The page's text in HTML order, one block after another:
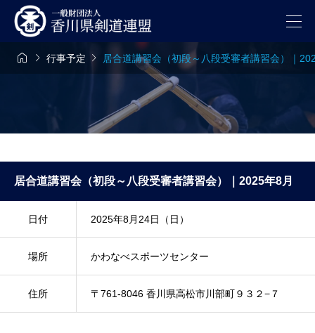
  行事予定  居合道講習会（初段～八段受審者講習会）｜
居合道講習会（初段～八段受審者講習会）｜2025年8月
日付 2025年8月24日（日）
場所 かわなべスポーツセンター
住所 〒761-8046 香川県高松市川部町９３２−７